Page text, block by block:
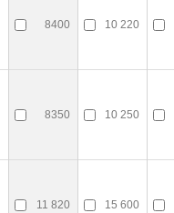
8400 10 220
8350 10 250
11 820 15 600